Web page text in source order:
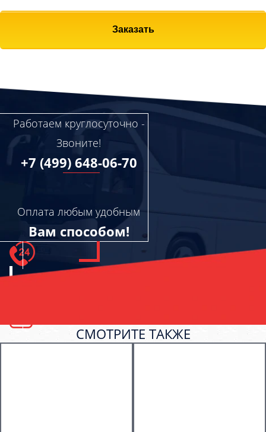
Заказать
Работаем круглосуточно -
Звоните!
+7 (499) 648-06-70
Оплата любым удобным
Вам способом!
СМОТРИТЕ ТАКЖЕ